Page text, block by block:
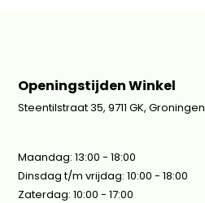
Openingstijden Winkel
Steentilstraat 35, 9711 GK, Groningen
Maandag: 13:00 - 18:00
Dinsdag t/m vrijdag: 10:00 - 18:00
Zaterdag: 10:00 - 17:00